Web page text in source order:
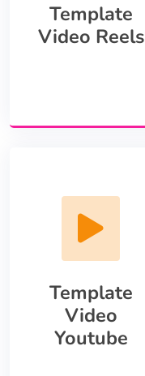
Template
Video Reels
Template
Video
Youtube